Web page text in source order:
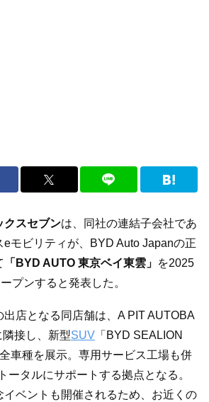
クスセブンは、同社の連結子会社であ
eモビリティが、BYD Auto Japanの正
「BYD AUTO 東京ベイ東雲」 を2025
プンすると発表した。
店となる同店舗は、A PIT AUTOBA
接し、新型SUV 「BYD SEALION
車種を展示。専用サービス工場も併
ータルにサポートする拠点となる。
イベントも開催されるため、お近くの